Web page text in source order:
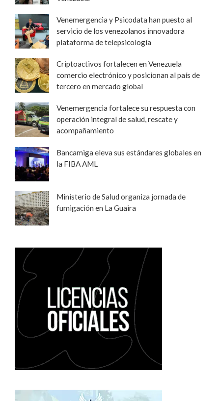
Venemergencia y Psicodata han puesto al
servicio de los venezolanos innovadora
plataforma de telepsicología
Criptoactivos fortalecen en Venezuela
comercio electrónico y posicionan al país de
tercero en mercado global
Venemergencia fortalece su respuesta con
operación integral de salud, rescate y
acompañamiento
Bancamiga eleva sus estándares globales en
la FIBA AML
Ministerio de Salud organiza jornada de
fumigación en La Guaira